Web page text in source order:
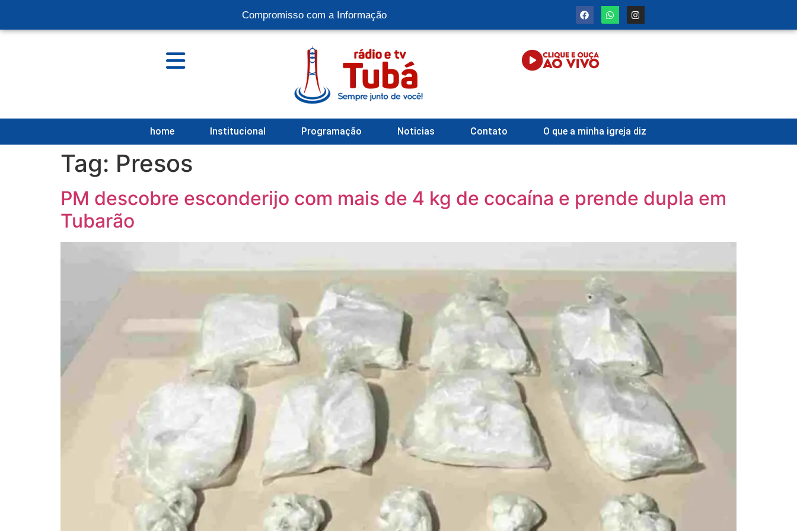
Compromisso com a Informação
home Institucional Programação Noticias Contato O que a minha igreja diz
Tag: Presos
PM descobre esconderijo com mais de 4 kg de cocaína e prende dupla em
Tubarão